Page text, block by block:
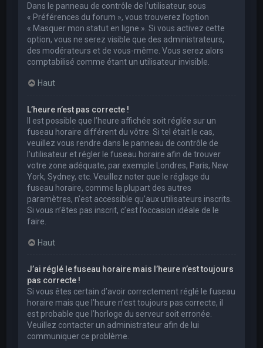
Dans le panneau de contrôle de l’utilisateur, sous
« Préférences du forum », vous trouverez l’option
« Masquer mon statut en ligne ». Si vous activez cette
option, vous ne serez visible que des administrateurs,
des modérateurs et de vous-même. Vous serez alors
comptabilisé comme étant un utilisateur invisible.
Haut
L’heure n’est pas correcte !
Il est possible que l’heure affichée soit réglée sur un
fuseau horaire différent du vôtre. Si tel était le cas,
veuillez vous rendre dans le panneau de contrôle de
l’utilisateur et régler le fuseau horaire afin de trouver
votre zone adéquate, par exemple Londres, Paris, New
York, Sydney, etc. Veuillez noter que le réglage du
fuseau horaire, comme la plupart des autres
paramètres, n’est accessible qu’aux utilisateurs inscrits.
Si vous n’êtes pas inscrit, c’est l’occasion idéale de le
faire.
Haut
J’ai réglé le fuseau horaire mais l’heure n’est toujours
pas correcte !
Si vous êtes certain d’avoir correctement réglé le fuseau
horaire mais que l’heure n’est toujours pas correcte, il
est probable que l’horloge du serveur soit erronée.
Veuillez contacter un administrateur afin de lui
communiquer ce problème.